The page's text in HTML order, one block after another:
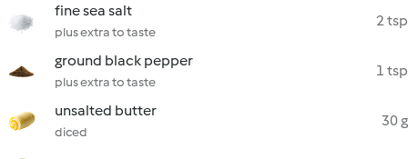
fine sea salt
plus extra to taste
2 tsp
ground black pepper
plus extra to taste
1 tsp
unsalted butter
diced
30 g